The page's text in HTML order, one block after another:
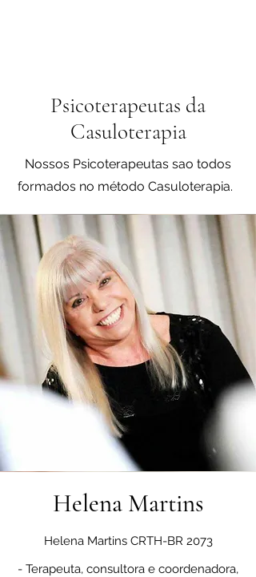
Psicoterapeutas da
Casuloterapia
Nossos Psicoterapeutas sao todos
formados no método Casuloterapia.
Helena Martins
Helena Martins CRTH-BR 2073
- Terapeuta, consultora e coordenadora,